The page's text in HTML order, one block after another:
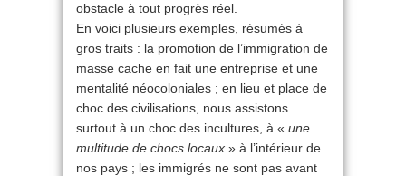
obstacle à tout progrès réel.
En voici plusieurs exemples, résumés à
gros traits : la promotion de l’immigration de
masse cache en fait une entreprise et une
mentalité néocoloniales ; en lieu et place de
choc des civilisations, nous assistons
surtout à un choc des incultures, à « une
multitude de chocs locaux » à l’intérieur de
nos pays ; les immigrés ne sont pas avant